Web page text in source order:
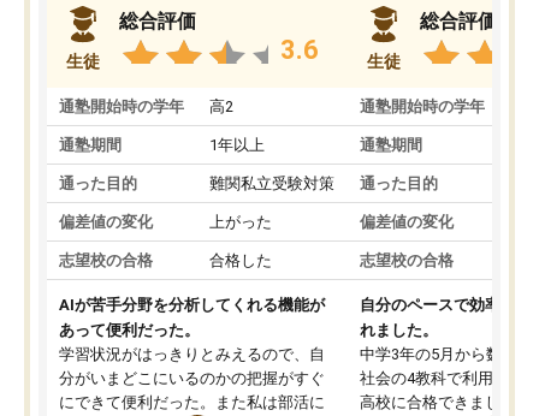
生徒
総合評価
3.6
通塾開始時の学年 高2
通塾期間 1年以上
通った目的 難関私立受験対策
偏差値の変化 上がった
志望校の合格 合格した
AIが苦手分野を分析してくれる機能が
あって便利だった。
学習状況がはっきりとみえるので、自
分がいまどこにいるのかの把握がすぐ
にできて便利だった。また私は部活に
生徒
総合評価
通塾開始時の学年
通塾期間
通った目的
偏差値の変化
志望校の合格
自分のペースで効率よく
れました。
中学3年の5月から数学・
社会の4教科で利用し、
高校に合格できました。